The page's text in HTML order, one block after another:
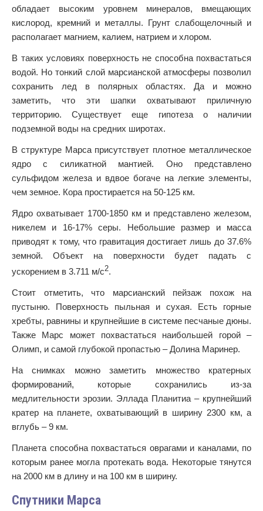
обладает высоким уровнем минералов, вмещающих
кислород, кремний и металлы. Грунт слабощелочный и
располагает магнием, калием, натрием и хлором.
В таких условиях поверхность не способна похвастаться
водой. Но тонкий слой марсианской атмосферы позволил
сохранить лед в полярных областях. Да и можно
заметить, что эти шапки охватывают приличную
территорию. Существует еще гипотеза о наличии
подземной воды на средних широтах.
В структуре Марса присутствует плотное металлическое
ядро с силикатной мантией. Оно представлено
сульфидом железа и вдвое богаче на легкие элементы,
чем земное. Кора простирается на 50-125 км.
Ядро охватывает 1700-1850 км и представлено железом,
никелем и 16-17% серы. Небольшие размер и масса
приводят к тому, что гравитация достигает лишь до 37.6%
земной. Объект на поверхности будет падать с
ускорением в 3.711 м/с2.
Стоит отметить, что марсианский пейзаж похож на
пустыню. Поверхность пыльная и сухая. Есть горные
хребты, равнины и крупнейшие в системе песчаные дюны.
Также Марс может похвастаться наибольшей горой –
Олимп, и самой глубокой пропастью – Долина Маринер.
На снимках можно заметить множество кратерных
формирований, которые сохранились из-за
медлительности эрозии. Эллада Планитиа – крупнейший
кратер на планете, охватывающий в ширину 2300 км, а
вглубь – 9 км.
Планета способна похвастаться оврагами и каналами, по
которым ранее могла протекать вода. Некоторые тянутся
на 2000 км в длину и на 100 км в ширину.
Спутники Марса